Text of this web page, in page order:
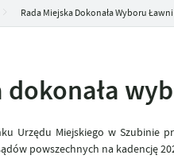
Rada Miejska Dokonała Wyboru
dokonała
Urzędu Miejskiego w Szubinie
powszechnych na kadencję